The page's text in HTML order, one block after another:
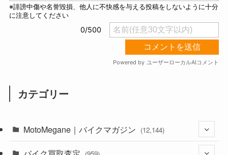
カテゴリー
MotoMegane｜バイクマガジン (12,144)